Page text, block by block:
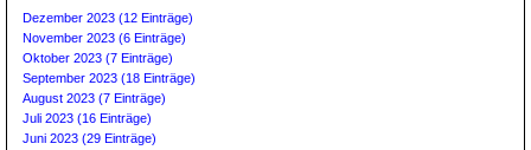
Dezember 2023 (12 Einträge)
November 2023 (6 Einträge)
Oktober 2023 (7 Einträge)
September 2023 (18 Einträge)
August 2023 (7 Einträge)
Juli 2023 (16 Einträge)
Juni 2023 (29 Einträge)